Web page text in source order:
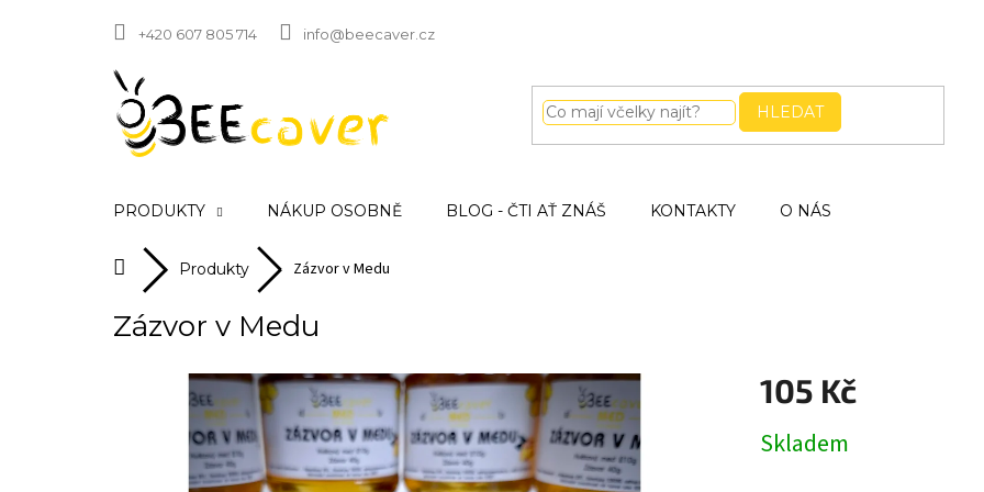
+420 607 805 714 info@beecaver.cz
HLEDAT
PRODUKTY NÁKUP OSOBNĚ BLOG - ČTI AŤ ZNÁŠ KONTAKTY O NÁS
DomůProdukty Zázvor v Medu
Zázvor v Medu
105 Kč
cena:
Skladem